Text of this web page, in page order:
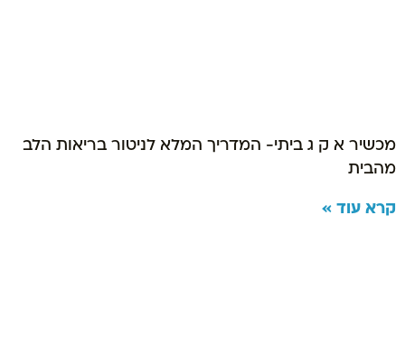
מכשיר א ק ג ביתי- המדריך המלא לניטור בריאות הלב
מהבית
קרא עוד »